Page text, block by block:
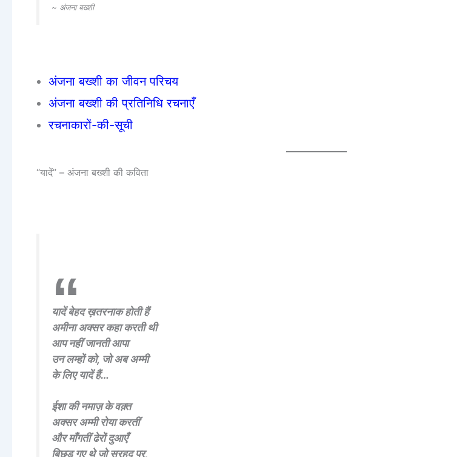
~ अंजना बख्शी
अंजना बख्शी का जीवन परिचय
अंजना बख्शी की प्रतिनिधि रचनाएँ
रचनाकारों-की-सूची
“यादें” – अंजना बख्शी की कविता
यादें बेहद ख़तरनाक होती हैं
अमीना अक्सर कहा करती थी
आप नहीं जानती आपा
उन लम्हों को, जो अब अम्मी
के लिए यादें हैं…
ईशा की नमाज़ के वक़्त
अक्सर अम्मी रोया करतीं
और माँगतीं ढेरों दुआएँ
बिछड़ गए थे जो सरहद पर,